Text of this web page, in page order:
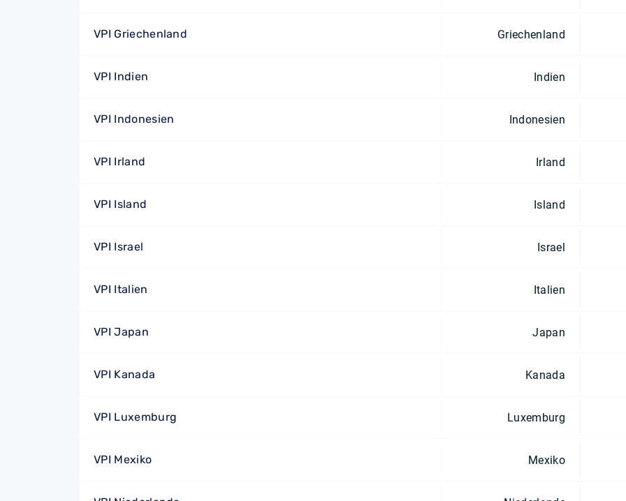
VPI Griechenland Griechenland
VPI Indien Indien
VPI Indonesien Indonesien
VPI Irland Irland
VPI Island Island
VPI Israel Israel
VPI Italien Italien
VPI Japan Japan
VPI Kanada Kanada
VPI Luxemburg Luxemburg
VPI Mexiko Mexiko